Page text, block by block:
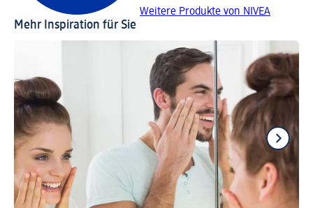
Weitere Produkte von NIVEA
Mehr Inspiration für Sie